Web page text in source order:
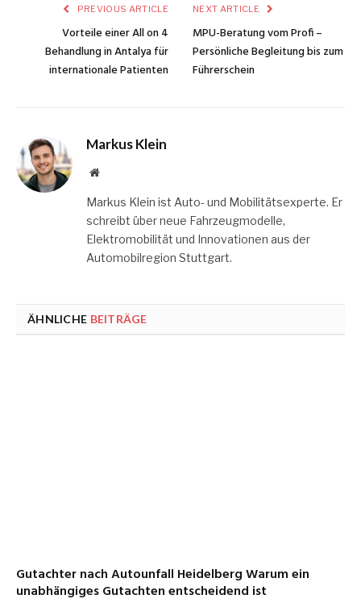
PREVIOUS ARTICLE
Vorteile einer All on 4
Behandlung in Antalya für
internationale Patienten
NEXT ARTICLE
MPU-Beratung vom Profi –
Persönliche Begleitung bis zum
Führerschein
Markus Klein
Website
Markus Klein ist Auto- und Mobilitätsexperte. Er
schreibt über neue Fahrzeugmodelle,
Elektromobilität und Innovationen aus der
Automobilregion Stuttgart.
ÄHNLICHE BEITRÄGE
Gutachter nach Autounfall Heidelberg Warum ein
unabhängiges Gutachten entscheidend ist